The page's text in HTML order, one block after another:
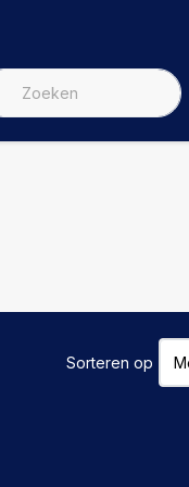
Sorteren op